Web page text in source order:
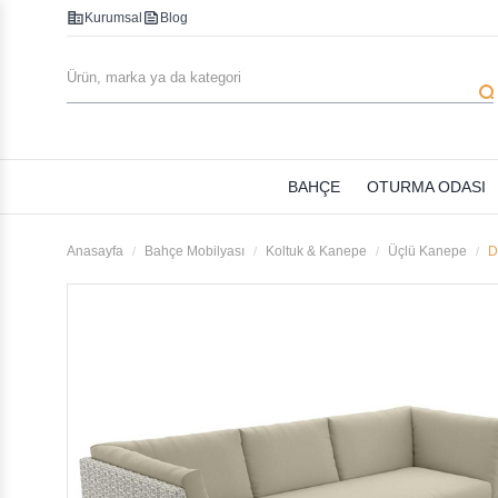
corporate_fare Kurumsal feed Blog
search
BAHÇE OTURMA ODASI
Anasayfa Bahçe Mobilyası Koltuk & Kanepe Üçlü Kanepe